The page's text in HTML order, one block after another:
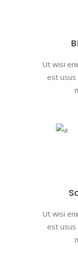
Ut wisi
est usus
Ut wisi
est usus